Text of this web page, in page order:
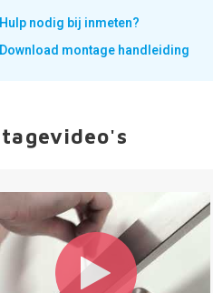
Hulp nodig bij inmeten?
Download montage handleiding